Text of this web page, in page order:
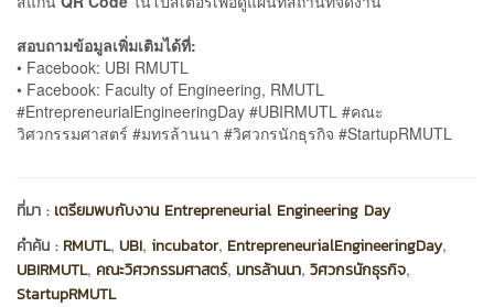
สอบถามข้อมูลเพิ่มเติมได้ที่:
• Facebook: UBI RMUTL
• Facebook: Faculty of Engineering, RMUTL
#EntrepreneurialEngineeringDay #UBIRMUTL #คณะ
วิศวกรรมศาสตร์ #มทรล้านนา #วิศวกรนักธุรกิจ #StartupRMUTL
ที่มา : เตรียมพบกับงาน Entrepreneurial Engineering Day
คำค้น : RMUTL, UBI, incubator, EntrepreneurialEngineeringDay,
UBIRMUTL, คณะวิศวกรรมศาสตร์, มทรล้านนา, วิศวกรนักธุรกิจ,
StartupRMUTL